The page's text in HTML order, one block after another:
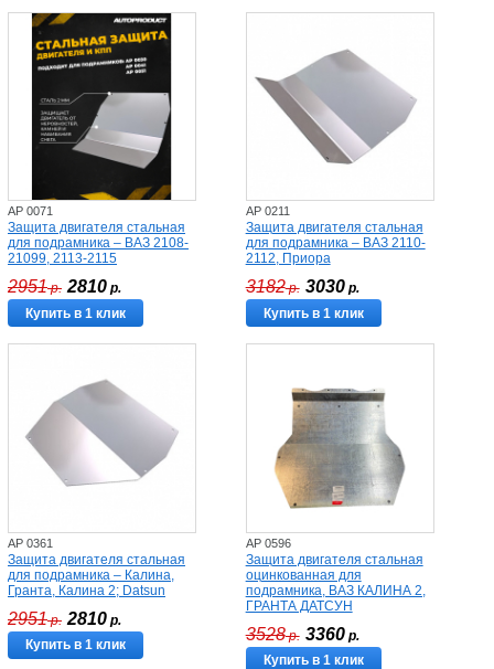
AP 0071
Защита двигателя стальная
для подрамника – ВАЗ 2108-
21099, 2113-2115
2951р. 2810 р.
Купить в 1 клик
AP 0211
Защита двигателя стальная
для подрамника – ВАЗ 2110-
2112, Приора
3182р. 3030р.
Купить в 1 клик
AP 0361
Защита двигателя стальная
для подрамника – Калина,
Гранта, Калина 2; Datsun
2951р. 2810 р.
Купить в 1 клик
AP 0596
Защита двигателя стальная
оцинкованная для
подрамника, ВАЗ КАЛИНА 2,
ГРАНТА ДАТСУН
3528р. 3360р.
Купить в 1 клик